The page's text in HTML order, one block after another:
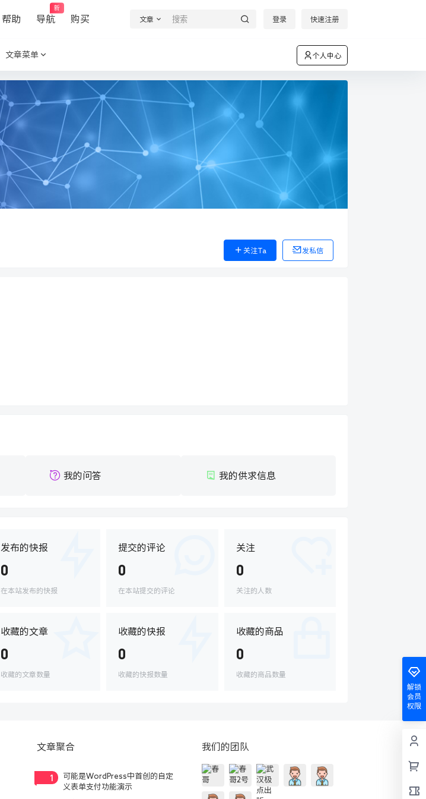
帮助 导航
新
购买 文章 登录 快速注册
文章菜单 个人中心
关注Ta 发私信
我的问答 我的供求信息
发布的快报
0
在本站发布的快报
提交的评论
0
在本站提交的评论
关注
0
关注的人数
收藏的文章
0
收藏的文章数量
收藏的快报
0
收藏的快报数量
收藏的商品
0
收藏的商品数量
解锁
会员
权限
文章聚合
1
可能是WordPress中首创的自定
义表单支付功能演示
我们的团队